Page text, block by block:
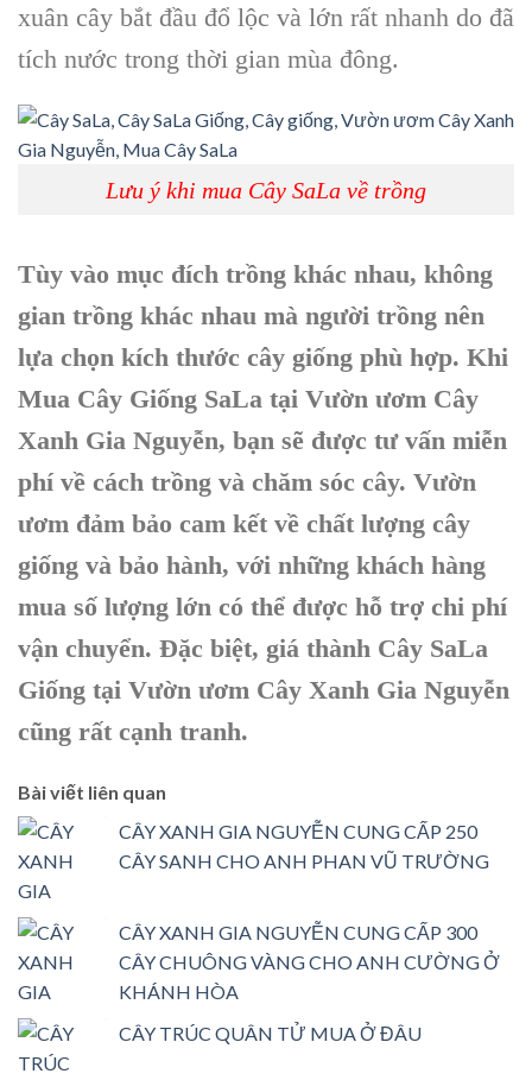
xuân cây bắt đầu đổ lộc và lớn rất nhanh do đã
tích nước trong thời gian mùa đông.
Lưu ý khi mua Cây SaLa về trồng
Tùy vào mục đích trồng khác nhau, không
gian trồng khác nhau mà người trồng nên
lựa chọn kích thước cây giống phù hợp. Khi
Mua Cây Giống SaLa tại Vườn ươm Cây
Xanh Gia Nguyễn, bạn sẽ được tư vấn miễn
phí về cách trồng và chăm sóc cây. Vườn
ươm đảm bảo cam kết về chất lượng cây
giống và bảo hành, với những khách hàng
mua số lượng lớn có thể được hỗ trợ chi phí
vận chuyển. Đặc biệt, giá thành Cây SaLa
Giống tại Vườn ươm Cây Xanh Gia Nguyễn
cũng rất cạnh tranh.
Bài viết liên quan
CÂY XANH GIA NGUYỄN CUNG CẤP 250
CÂY SANH CHO ANH PHAN VŨ TRƯỜNG
CÂY XANH GIA NGUYỄN CUNG CẤP 300
CÂY CHUÔNG VÀNG CHO ANH CƯỜNG Ở
KHÁNH HÒA
CÂY TRÚC QUÂN TỬ MUA Ở ĐÂU